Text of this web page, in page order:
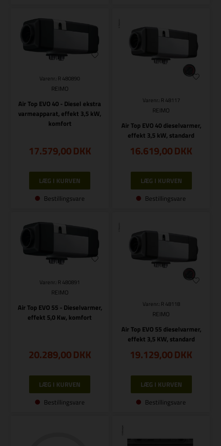
Varenr.: R 480890
REIMO
Air Top EVO 40 - Diesel ekstra
varmeapparat, effekt 3,5 kW,
komfort
17.579,00DKK
Bestillingsvare
Varenr.: R 48117
REIMO
Air Top EVO 40 dieselvarmer,
effekt 3,5 kW, standard
16.619,00DKK
Bestillingsvare
Varenr.: R 480891
REIMO
Air Top EVO 55 - Dieselvarmer,
effekt 5,0 Kw, komfort
20.289,00DKK
Bestillingsvare
Varenr.: R 48118
REIMO
Air Top EVO 55 dieselvarmer,
effekt 3,5 KW, standard
19.129,00DKK
Bestillingsvare